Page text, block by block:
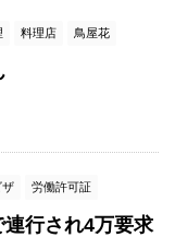
料理店 鳥屋花
ザ 労働許可証
行され4万要求